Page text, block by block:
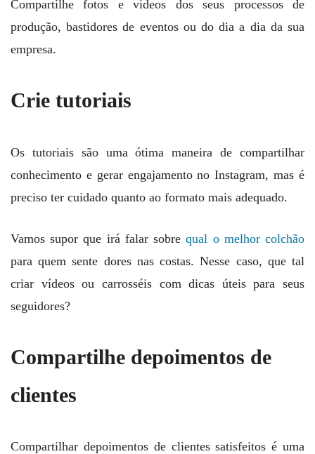
Compartilhe fotos e vídeos dos seus processos de
produção, bastidores de eventos ou do dia a dia da sua
empresa.
Crie tutoriais
Os tutoriais são uma ótima maneira de compartilhar
conhecimento e gerar engajamento no Instagram, mas é
preciso ter cuidado quanto ao formato mais adequado.
Vamos supor que irá falar sobrequal o melhor colchão
para quem sente dores nas costas. Nesse caso, que tal
criar vídeos ou carrosséis com dicas úteis para seus
seguidores?
Compartilhe depoimentos de
clientes
Compartilhar depoimentos de clientes satisfeitos é uma